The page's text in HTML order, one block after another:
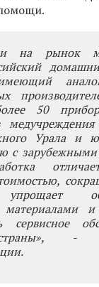
на рынок
50
Урала и
с зарубежными
материалами и
сервисное
-